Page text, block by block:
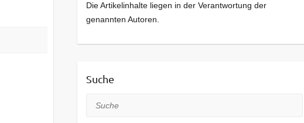
Die Artikelinhalte liegen in der Verantwortung der
genannten Autoren.
Suche
Suche